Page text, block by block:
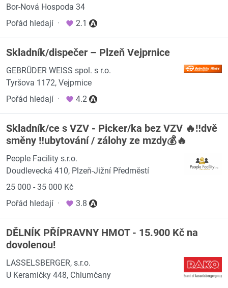
Bor-Nová Hospoda 34
Pořád hledají · 2.1
Skladník/dispečer – Plzeň Vejprnice
GEBRÜDER WEISS spol. s r.o.
Tyršova 1172, Vejprnice
Pořád hledají · 4.2
Skladník/ce s VZV - Picker/ka bez VZV 🔥‼️dvě
směny ‼️ubytování / zálohy ze mzdy💰🔥
People Facility s.r.o.
Doudlevecká 410, Plzeň-Jižní Předměstí
25 000 - 35 000 Kč
Pořád hledají · 3.8
DĚLNÍK PŘÍPRAVNY HMOT - 15.900 Kč na
dovolenou!
LASSELSBERGER, s.r.o.
U Keramičky 448, Chlumčany